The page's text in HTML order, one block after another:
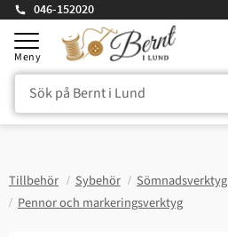
Meny
046-152020
Tillbehör Sybehör Sömnadsverktyg
Pennor och markeringsverktyg